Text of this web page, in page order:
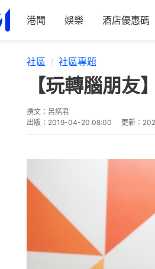
港聞 娛樂 酒店優惠碼
社區 社區專題
【玩轉腦朋
撰文： 呂諾君
出版： 2019-04-20 08:00 更新：